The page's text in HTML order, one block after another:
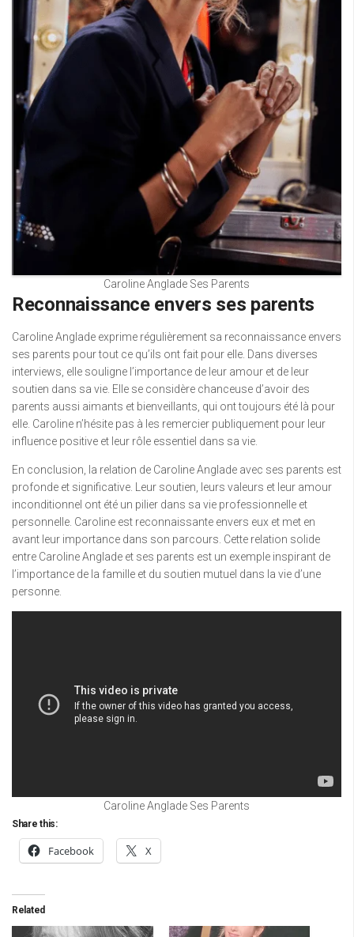
Caroline Anglade Ses Parents
Reconnaissance envers ses parents
Caroline Anglade exprime régulièrement sa reconnaissance envers
ses parents pour tout ce qu’ils ont fait pour elle. Dans diverses
interviews, elle souligne l’importance de leur amour et de leur
soutien dans sa vie. Elle se considère chanceuse d’avoir des
parents aussi aimants et bienveillants, qui ont toujours été là pour
elle. Caroline n’hésite pas à les remercier publiquement pour leur
influence positive et leur rôle essentiel dans sa vie.
En conclusion, la relation de Caroline Anglade avec ses parents est
profonde et significative. Leur soutien, leurs valeurs et leur amour
inconditionnel ont été un pilier dans sa vie professionnelle et
personnelle. Caroline est reconnaissante envers eux et met en
avant leur importance dans son parcours. Cette relation solide
entre Caroline Anglade et ses parents est un exemple inspirant de
l’importance de la famille et du soutien mutuel dans la vie d’une
personne.
Caroline Anglade Ses Parents
Share this:
Facebook X
Related